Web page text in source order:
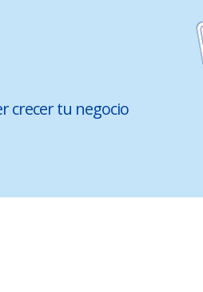
crecer tu negocio